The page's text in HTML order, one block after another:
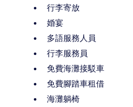
行李寄放
婚宴
多語服務人員
行李服務員
免費海灘接駁車
免費腳踏車租借
海灘躺椅